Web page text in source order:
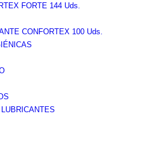
FORTE 144 Uds.
CONFORTEX 100 Uds.